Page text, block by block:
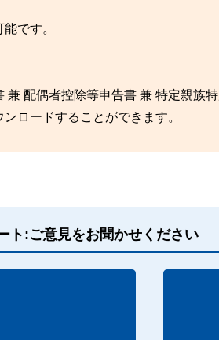
です。
配偶者控除等申告書 兼 特定親族
ロードすることができます。
ト:ご意見をお聞かせください